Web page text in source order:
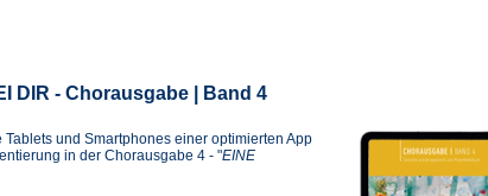
DIR - Chorausgabe | Band 4
und Smartphones einer optimierten App
in der Chorausgabe 4 - "EINE